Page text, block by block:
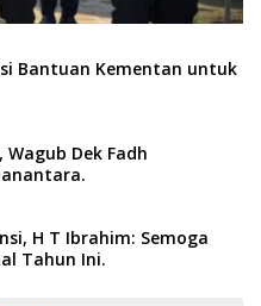
Bantuan Kementan untuk
Dek Fadh
H T Ibrahim: Semoga
Tahun Ini.